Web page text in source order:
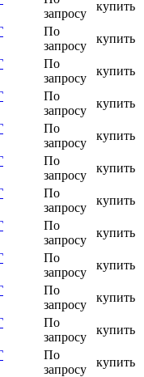
запросу
купить
По
запросу
купить
По
запросу
купить
По
запросу
купить
По
запросу
купить
По
запросу
купить
По
запросу
купить
По
запросу
купить
По
запросу
купить
По
запросу
купить
По
запросу
купить
По
запросу
купить